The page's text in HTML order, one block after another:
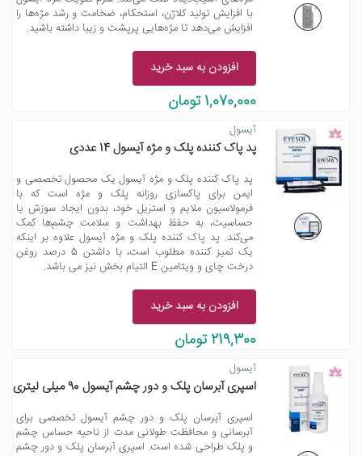
با افزایش تولید کلاژن، استحکام، ضخامت و رشد مژه‌ها را
افزایش می‌دهد تا مژه‌هایی پرپشت و زیبا داشته باشید.
افزودن به سبد خرید
1,070,000 تومان
آیسول
پد پاک کننده پلک و مژه آیسول 14 عددی
پد پاک کننده پلک و مژه آیسول یک محصول تخصصی و
ایمن برای پاکسازی روزانه پلک و مژه است که با
فرمولاسیون ملایم و استریل خود، بدون ایجاد سوزش یا
حساسیت، به حفظ بهداشت و سلامت چشم‌ها کمک
می‌کند. پد پاک کننده پلک و مژه آیسول علاوه بر اینکه
یک تمیز کننده مطلوب است، با داشتن 5 درصد روغن
درخت چای و ویتامین E التیام بخش نیز می باشد.
افزودن به سبد خرید
219,300 تومان
آیسول
اسپری آبرسان پلک و دور چشم آیسول 90 میلی لیتری
اسپری آبرسان پلک و دور چشم آیسول تخصصی برای
آبرسانی و محافظت طولانی مدت از ناحیه حساس چشم
و پلک طراحی شده است. اسپری آبرسان پلک و دور چشم